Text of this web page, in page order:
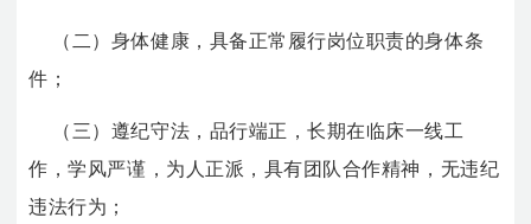
（二）身体健康，具备正常履行岗位职责的身体条
件；
（三）遵纪守法，品行端正，长期在临床一线工
作，学风严谨，为人正派，具有团队合作精神，无违纪
违法行为；